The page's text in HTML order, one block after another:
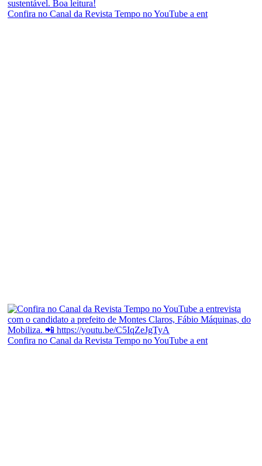
Confira no Canal da Revista Tempo no YouTube a ent
Confira no Canal da Revista Tempo no YouTube a ent